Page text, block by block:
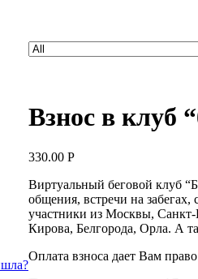
Search
for:
Взнос в клуб
330.00 Р
Виртуальный беговой клуб
общения, встречи на
участники из Москвы,
Кирова, Белгорода, Орла. А
Оплата взноса дает Вам